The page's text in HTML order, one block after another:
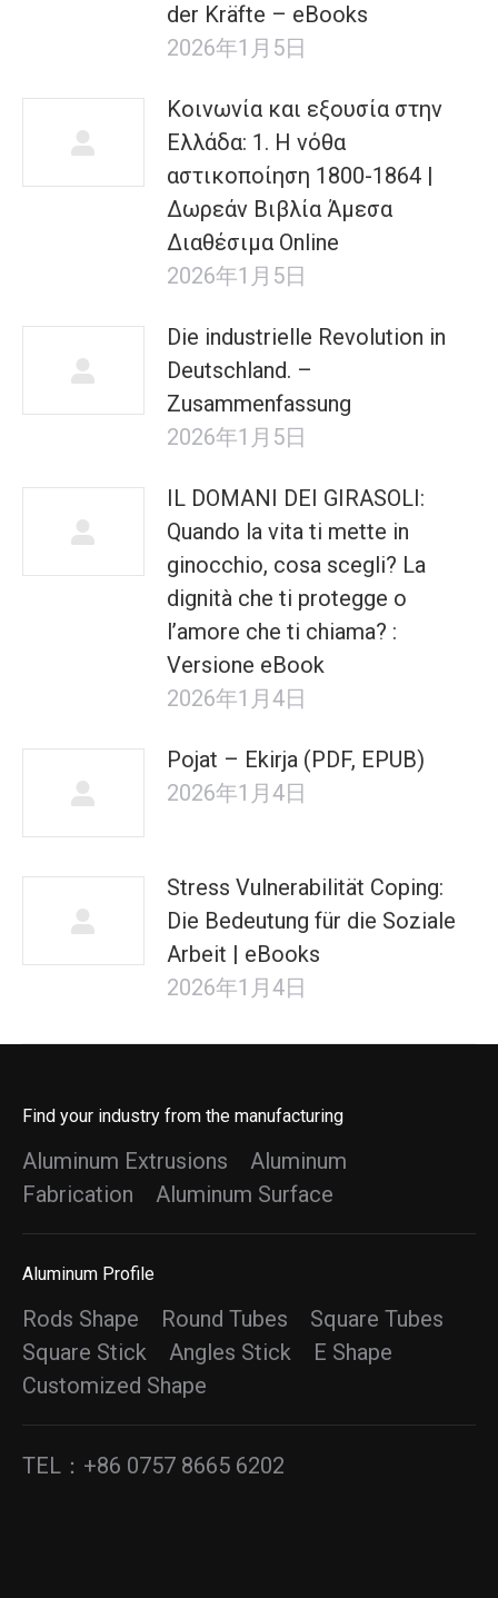
der Kräfte – eBooks
2026年1月5日
Κοινωνία και εξουσία στην
Ελλάδα: 1. Η νόθα
αστικοποίηση 1800-1864 |
Δωρεάν Βιβλία Άμεσα
Διαθέσιμα Online
2026年1月5日
Die industrielle Revolution in
Deutschland. –
Zusammenfassung
2026年1月5日
IL DOMANI DEI GIRASOLI:
Quando la vita ti mette in
ginocchio, cosa scegli? La
dignità che ti protegge o
l’amore che ti chiama? :
Versione eBook
2026年1月4日
Pojat – Ekirja (PDF, EPUB)
2026年1月4日
Stress Vulnerabilität Coping:
Die Bedeutung für die Soziale
Arbeit | eBooks
2026年1月4日
Find your industry from the manufacturing
Aluminum Extrusions
Aluminum
Fabrication
Aluminum Surface
Aluminum Profile
Rods Shape Round Tubes Square Tubes
Square Stick Angles Stick E Shape
Customized Shape
TEL：+86 0757 8665 6202